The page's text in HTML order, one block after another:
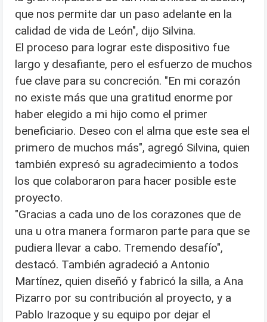
que nos permite dar un paso adelante en la
calidad de vida de León", dijo Silvina.
El proceso para lograr este dispositivo fue
largo y desafiante, pero el esfuerzo de muchos
fue clave para su concreción. "En mi corazón
no existe más que una gratitud enorme por
haber elegido a mi hijo como el primer
beneficiario. Deseo con el alma que este sea el
primero de muchos más", agregó Silvina, quien
también expresó su agradecimiento a todos
los que colaboraron para hacer posible este
proyecto.
"Gracias a cada uno de los corazones que de
una u otra manera formaron parte para que se
pudiera llevar a cabo. Tremendo desafío",
destacó. También agradeció a Antonio
Martínez, quien diseñó y fabricó la silla, a Ana
Pizarro por su contribución al proyecto, y a
Pablo Irazoque y su equipo por dejar el